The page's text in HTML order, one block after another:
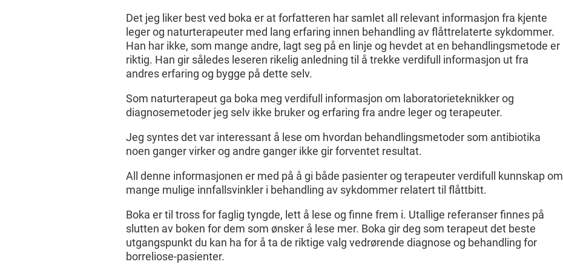
Det jeg liker best ved boka er at forfatteren har samlet all relevant informasjon fra kjente
leger og naturterapeuter med lang erfaring innen behandling av flåttrelaterte sykdommer.
Han har ikke, som mange andre, lagt seg på en linje og hevdet at en behandlingsmetode er
riktig. Han gir således leseren rikelig anledning til å trekke verdifull informasjon ut fra
andres erfaring og bygge på dette selv.
Som naturterapeut ga boka meg verdifull informasjon om laboratorieteknikker og
diagnosemetoder jeg selv ikke bruker og erfaring fra andre leger og terapeuter.
Jeg syntes det var interessant å lese om hvordan behandlingsmetoder som antibiotika
noen ganger virker og andre ganger ikke gir forventet resultat.
All denne informasjonen er med på å gi både pasienter og terapeuter verdifull kunnskap om
mange mulige innfallsvinkler i behandling av sykdommer relatert til flåttbitt.
Boka er til tross for faglig tyngde, lett å lese og finne frem i. Utallige referanser finnes på
slutten av boken for dem som ønsker å lese mer. Boka gir deg som terapeut det beste
utgangspunkt du kan ha for å ta de riktige valg vedrørende diagnose og behandling for
borreliose-pasienter.